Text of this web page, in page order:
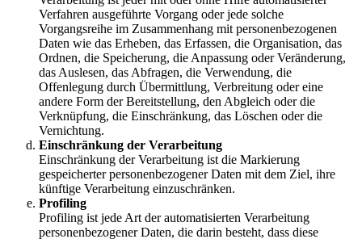
Verfahren ausgeführte Vorgang oder jede solche
Vorgangsreihe im Zusammenhang mit personenbezogenen
Daten wie das Erheben, das Erfassen, die Organisation, das
Ordnen, die Speicherung, die Anpassung oder Veränderung,
das Auslesen, das Abfragen, die Verwendung, die
Offenlegung durch Übermittlung, Verbreitung oder eine
andere Form der Bereitstellung, den Abgleich oder die
Verknüpfung, die Einschränkung, das Löschen oder die
Vernichtung.
Einschränkung der Verarbeitung
Einschränkung der Verarbeitung ist die Markierung
gespeicherter personenbezogener Daten mit dem Ziel, ihre
künftige Verarbeitung einzuschränken.
Profiling
Profiling ist jede Art der automatisierten Verarbeitung
personenbezogener Daten, die darin besteht, dass diese